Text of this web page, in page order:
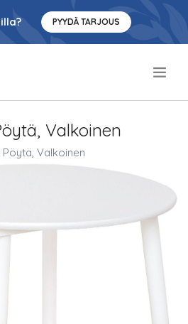
PYYDÄ TARJOUS
Valkoinen
Valkoinen